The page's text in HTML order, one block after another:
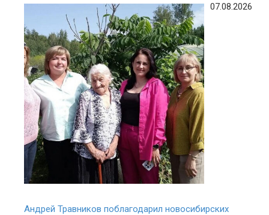
07.08.2026
Андрей Травников поблагодарил новосибирских